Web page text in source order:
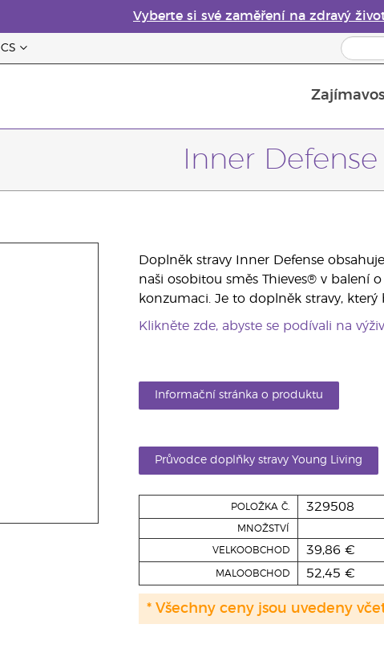
Vyberte si své zaměření na zdravý
CS
Inner Defense
Doplněk stravy Inner Defense
naši osobitou směs Thieves® v balení
konzumaci. Je to doplněk stravy,
Klikněte zde, abyste se podívali na
Informační stránka o produktu
Průvodce doplňky stravy Young Living
POLOŽKA Č. 329508
MNOŽSTVÍ
VELKOOBCHOD 39,86 €
MALOOBCHOD 52,45 €
* Všechny ceny jsou uvedeny